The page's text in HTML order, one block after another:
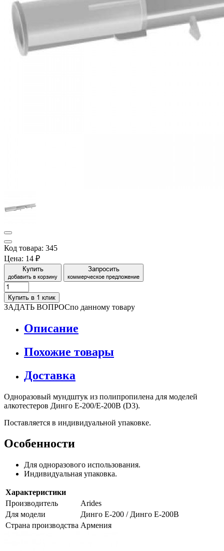
Код товара: 345
Цена: 14 ₽
Купить
добавить в корзину
Запросить
коммерческое предложение
Купить в 1 клик
ЗАДАТЬ ВОПРОСпо данному товару
Описание
Похожие товары
Доставка
Одноразовый мундштук из полипропилена для моделей
алкотестеров Динго Е-200/Е-200В (D3).
Поставляется в индивидуальной упаковке.
Особенности
Для одноразового использования.
Индивидуальная упаковка.
Характеристики
Производитель
Arides
Для модели
Динго Е-200 / Динго Е-200В
Страна производства Армения